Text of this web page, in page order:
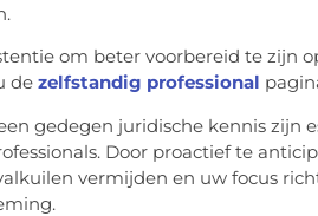
om beter voorbereid te zijn
de zelfstandig professional
gedegen juridische kennis zijn
Door proactief te
vermijden en uw focus